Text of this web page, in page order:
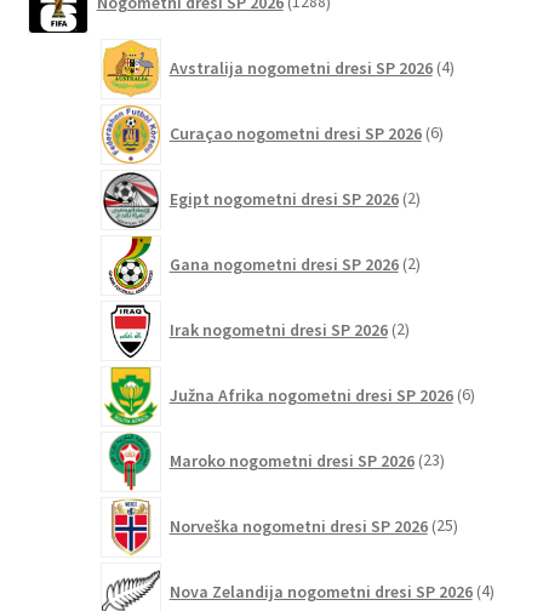
izdelkov
Avstralija nogometni dresi SP 2026 4izdelki
Curaçao nogometni dresi SP 2026 6izdelkov
Egipt nogometni dresi SP 2026 2izdelka
Gana nogometni dresi SP 2026 2izdelka
Irak nogometni dresi SP 2026 2izdelka
Južna Afrika nogometni dresi SP 2026 6izdelkov
Maroko nogometni dresi SP 2026 23izdelkov
Norveška nogometni dresi SP 2026 25izdelkov
Nova Zelandija nogometni dresi SP 2026 4izdelki